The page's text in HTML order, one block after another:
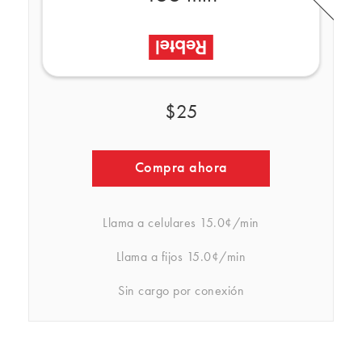
$25
Compra ahora
Llama a celulares 15.0¢/min
Llama a fijos 15.0¢/min
Sin cargo por conexión